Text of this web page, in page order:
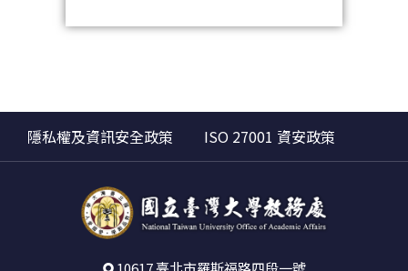
隱私權及資訊安全政策 ISO 27001 資安政策